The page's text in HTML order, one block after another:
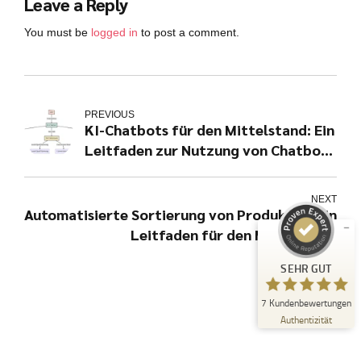
You must be logged in to post a comment.
PREVIOUS
KI-Chatbots für den Mittelstand: Ein
Leitfaden zur Nutzung von Chatbots
NEXT
Automatisierte Sortierung von Produkten: Ein
Leitfaden für den Mittelstand
SEHR GUT
7 Kundenbewertungen
Authentizität
julian-funke.de
ProvenExpert.com
7
Bewertungen auf ProvenExpert.com
Erfahren Sie mehr über dieses Bewertungssiegel
21.07.2025